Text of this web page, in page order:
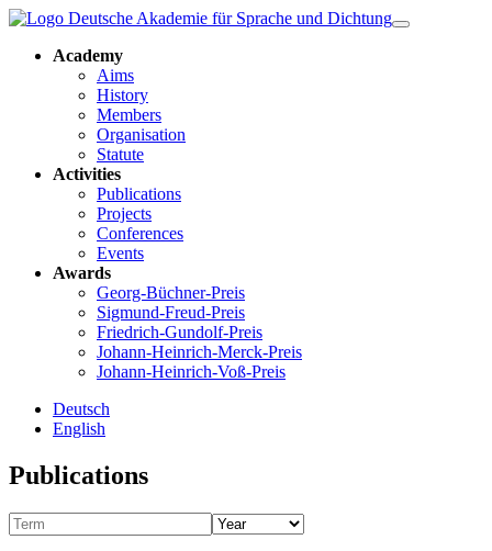
Academy
Aims
History
Members
Organisation
Statute
Activities
Publications
Projects
Conferences
Events
Awards
Georg-Büchner-Preis
Sigmund-Freud-Preis
Friedrich-Gundolf-Preis
Johann-Heinrich-Merck-Preis
Johann-Heinrich-Voß-Preis
Deutsch
English
Publications